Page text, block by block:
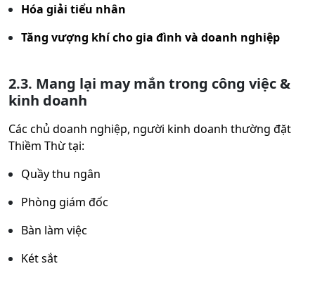
Hóa giải tiểu nhân
Tăng vượng khí cho gia đình và doanh nghiệp
2.3. Mang lại may mắn trong công việc &
kinh doanh
Các chủ doanh nghiệp, người kinh doanh thường đặt
Thiềm Thừ tại:
Quầy thu ngân
Phòng giám đốc
Bàn làm việc
Két sắt